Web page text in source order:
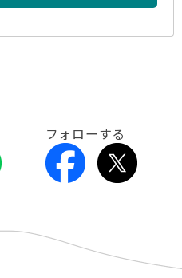
フォローする